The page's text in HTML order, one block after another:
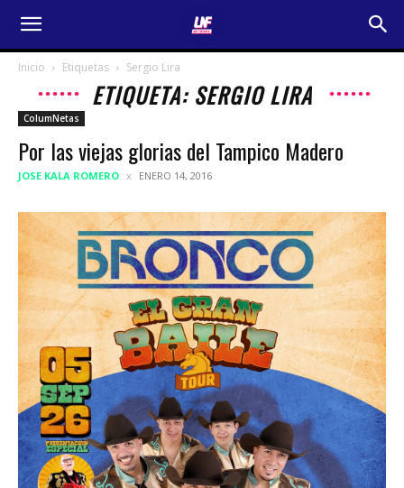
Inicio Etiquetas Sergio Lira
ETIQUETA: SERGIO LIRA
ColumNetas
Por las viejas glorias del Tampico Madero
JOSE KALA ROMERO ENERO 14, 2016